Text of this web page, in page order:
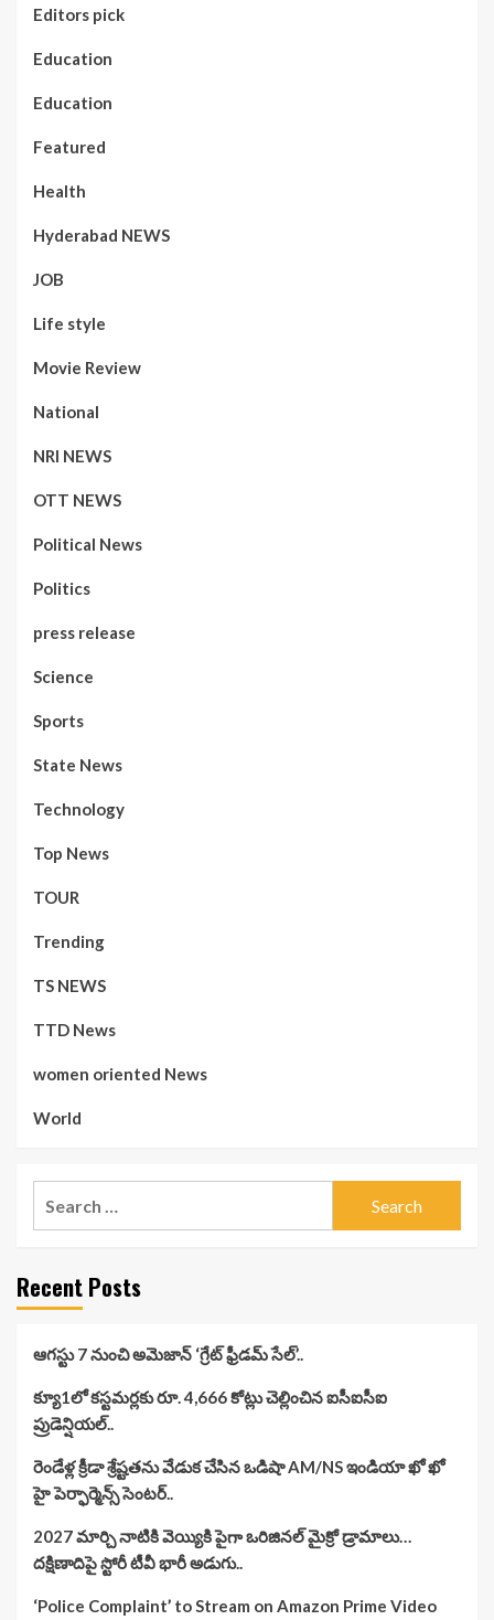
Editors pick
Education
Education
Featured
Health
Hyderabad NEWS
JOB
Life style
Movie Review
National
NRI NEWS
OTT NEWS
Political News
Politics
press release
Science
Sports
State News
Technology
Top News
TOUR
Trending
TS NEWS
TTD News
women oriented News
World
Recent Posts
ఆగస్టు 7 నుంచి అమెజాన్ ‘గ్రేట్ ఫ్రీడమ్ సేల్’..
క్యూ1లో కస్టమర్లకు రూ. 4,666 కోట్లు చెల్లించిన ఐసీఐసీఐ
ప్రుడెన్షియల్..
రెండేళ్ల క్రీడా శ్రేష్టతను వేడుక చేసిన ఒడిషా AM/NS ఇండియా ఖో ఖో
హై పెర్ఫార్మెన్స్ సెంటర్..
2027 మార్చి నాటికి వెయ్యికి పైగా ఒరిజినల్ మైక్రో డ్రామాలు…
దక్షిణాదిపై స్టోరీ టీవీ భారీ అడుగు..
‘Police Complaint’ to Stream on Amazon Prime Video